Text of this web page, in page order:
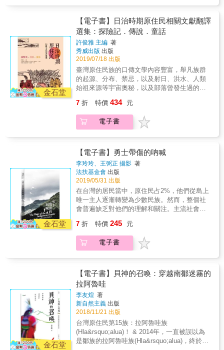
考資料。
期的臺灣與北部泰雅族人的生活是什麼樣貌？
在那個年代，「高砂族」因為莫須有的罪名而
坐牢者不在少數，更有樂信‧瓦旦等人被處決。
瓦旦‧達拉（林昭明）在學校產生了「我們也要
創造自己的文字，書寫自己文字的文章」的想
法，他參加「蓬萊民族自救鬥爭青年同盟」，
卻因此被控「叛亂」，入獄十五年；兄弟林昭
光則被誣告與中國共產黨有關聯而入獄。日本
學者菊池一隆自1976年起，十餘次走訪角板
山，以日語親自訪談：和夫&綠、樂信‧瓦旦的
的高砂義勇隊黃新輝與泰雅族傳教士黃榮泉。
本書分為兩輯：輯一是和夫與綠的訪談紀錄。
兩人口述從跨國通信、戀愛、結婚到山地生活
對角板山泰雅族進行訪談，包括當時入獄的林
昭明、林昭光，受難者家屬林茂成；也兼及參
加高砂義勇隊出征的黃新輝與泰雅族傳教士黃
榮泉等人。七則證言、大量照片，這是一段白
色恐怖時期的泰雅族口述史，這是關於那個年
代，我們還不知道的事。
金石堂
【電子書】日治時期原住民相關文獻翻譯
選集：探險記．傳說．童話
許俊雅 主編 著
秀威出版 出版
2019/07/18 出版
臺灣原住民族的口傳文學內容豐富，舉凡族群
的起源、分布、禁忌，以及射日、洪水、人類
始祖來源等宇宙奧秘，以及部落曾發生過的真
的調查、採錄與研究，留下相當多珍貴的文獻
史料，本書特別編譯其中六種代表性著作：中
島竹窩的〈生蕃地探險記〉、秋澤烏川的〈傳
童話〉以及〈海相關的生蕃童話〉。著作內容
兼及鄒族、布農族、普悠瑪族、泰雅族、賽夏
族、賽德克族、雅美族、阿美族、排灣族、阿
緱澤利先族等各族，許多故事充滿奇幻色彩，
但也同時反映了原住民的風土民情，呈現原始
部落的獨特價值觀。
7 折 特價 434 元
電子書
金石堂
【電子書】勇士帶傷的吶喊
李玲玲、王弼正 攝影 著
法扶基金會 出版
2019/05/31 出版
在台灣的居民當中，原住民占2%，他們從島上
唯一主人逐漸轉變為少數民族。然而，整個社
會普遍缺乏對他們的理解和關注。主流社會以
領域與文化，不論在文化上、意識與認知上。
每年都有大量族人在遵循傳統慣習時，因違反
礦業法、國家公園法、槍砲條例、野保法，以
犧牲原住民對自身的文化認同？主流社會的偏
見，如何影響原住民的權益和文化？他們的信
仰和文化不應該被尊重？他們的訴求該如何被
重視？本書從發生在部落的六個個案出發，深
入探究原住民族在狩獵文化、土地、自然資源
管理、居住及民事繼承上所面臨的困境。族群
和文化正如不同色彩，期盼每一種色彩都能被
看見，讓世界像彩虹般，呈現繽紛的美麗。
7 折 特價 245 元
電子書
金石堂
【電子書】貝神的召喚：穿越南鄒迷霧的
拉阿魯哇
李友煌 著
新自然主義 出版
2018/11/21 出版
台灣原住民第15族：拉阿魯哇族
(Hla&rsquo;alua)！ & 2014年，一直被誤以為
是鄒族的拉阿魯哇族(Hla&rsquo;alua)，終於從